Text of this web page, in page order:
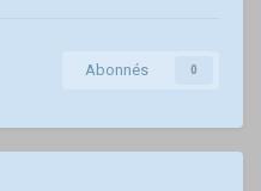
Abonnés 0